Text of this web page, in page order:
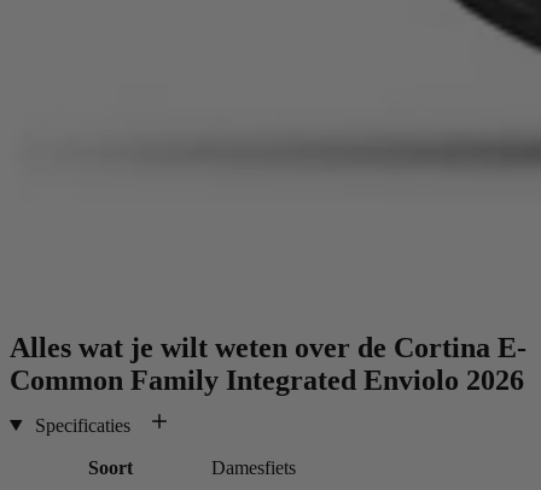
Alles wat je wilt weten over de Cortina E-
Common Family Integrated Enviolo 2026
Specificaties
Soort Damesfiets